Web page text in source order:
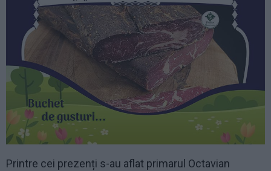
Printre cei prezenți s-au aflat primarul Octavian